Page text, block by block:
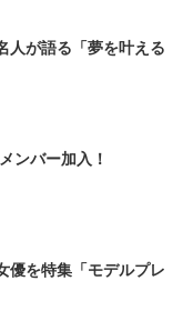
人が語る「夢を叶える
ンバー加入！
優を特集「モデルプレ